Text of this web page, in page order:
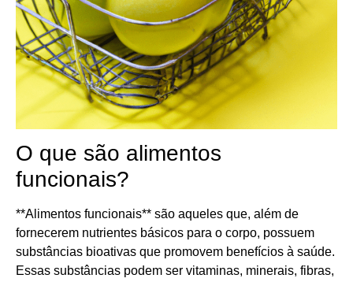
O que são alimentos
funcionais?
**Alimentos funcionais** são aqueles que, além de
fornecerem nutrientes básicos para o corpo, possuem
substâncias bioativas que promovem benefícios à saúde.
Essas substâncias podem ser vitaminas, minerais, fibras,